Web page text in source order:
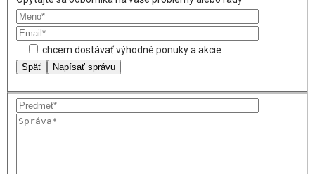
chcem dostávať výhodné ponuky a akcie
Späť Napísať správu